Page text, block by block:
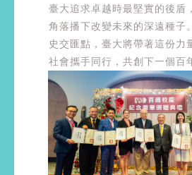
臺大追求卓越時最堅實的後盾
角落播下改變未來的深遠種子
史交匯點，臺大將帶著這份力
社會攜手同行，共創下一個百